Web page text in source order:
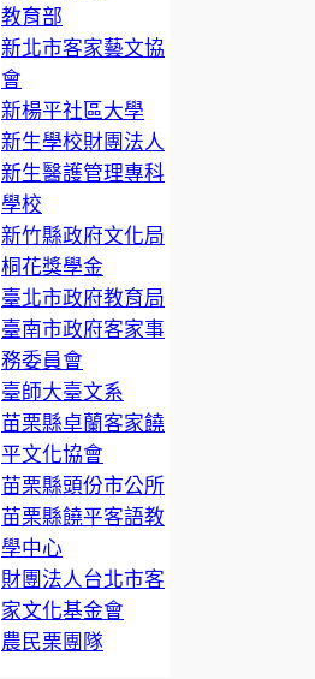
教育部
新北市客家藝文協
會
新楊平社區大學
新生學校財團法人
新生醫護管理專科
學校
新竹縣政府文化局
桐花獎學金
臺北市政府教育局
臺南市政府客家事
務委員會
臺師大臺文系
苗栗縣卓蘭客家饒
平文化協會
苗栗縣頭份市公所
苗栗縣饒平客語教
學中心
財團法人台北市客
家文化基金會
農民栗團隊